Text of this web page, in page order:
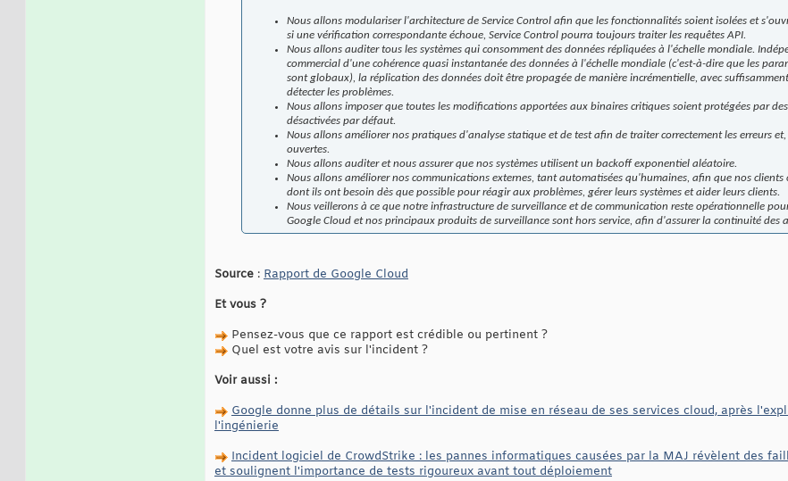
Nous allons modulariser l'architecture de Service Control afin que les fonctionnalités soient isolées et
si une vérification correspondante échoue, Service Control pourra toujours traiter les requêtes API.
Nous allons auditer tous les systèmes qui consomment des données répliquées à l'échelle mondiale.
commercial d'une cohérence quasi instantanée des données à l'échelle mondiale (c'est-à-dire que les
sont globaux), la réplication des données doit être propagée de manière incrémentielle, avec
détecter les problèmes.
Nous allons imposer que toutes les modifications apportées aux binaires critiques soient protégées par
désactivées par défaut.
Nous allons améliorer nos pratiques d'analyse statique et de test afin de traiter correctement les erreurs et,
ouvertes.
Nous allons auditer et nous assurer que nos systèmes utilisent un backoff exponentiel aléatoire.
Nous allons améliorer nos communications externes, tant automatisées qu'humaines, afin que nos
dont ils ont besoin dès que possible pour réagir aux problèmes, gérer leurs systèmes et aider leurs clients.
Nous veillerons à ce que notre infrastructure de surveillance et de communication reste opérationnelle
Google Cloud et nos principaux produits de surveillance sont hors service, afin d'assurer la continuité des
Source : Rapport de Google Cloud
Et vous ?
Pensez-vous que ce rapport est crédible ou pertinent ?
Quel est votre avis sur l'incident ?
Voir aussi :
Google donne plus de détails sur l'incident de mise en réseau de ses services cloud, après
l'ingénierie
Incident logiciel de CrowdStrike : les pannes informatiques causées par la MAJ révèlent des
et soulignent l'importance de tests rigoureux avant tout déploiement